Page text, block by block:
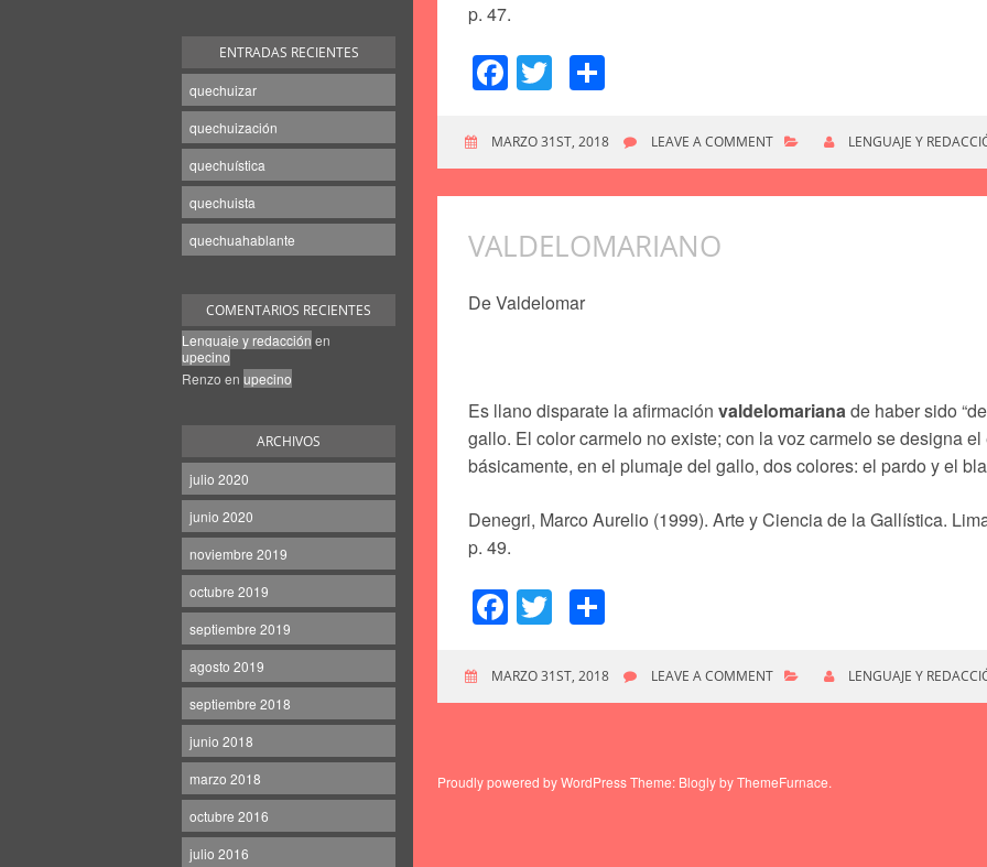
ENTRADAS RECIENTES
quechuizar
quechuización
quechuística
quechuista
quechuahablante
COMENTARIOS RECIENTES
Lenguaje y redacción en
upecino
Renzo en upecino
ARCHIVOS
julio 2020
junio 2020
noviembre 2019
octubre 2019
septiembre 2019
agosto 2019
septiembre 2018
junio 2018
marzo 2018
octubre 2016
julio 2016
p. 47.
Facebook
Twitter
MARZO 31ST, 2018 LEAVE A COMMENT LENGUAJE Y
VALDELOMARIANO
De Valdelomar
Es llano disparate la afirmación valdelomarianade haber sido
gallo. El color carmelo no existe; con la voz carmelo se designa
básicamente, en el plumaje del gallo, dos colores: el pardo y el
Denegri, Marco Aurelio (1999). Arte y Ciencia de la Gallística.
p. 49.
Facebook
Twitter
MARZO 31ST, 2018 LEAVE A COMMENT LENGUAJE Y
Proudly powered by WordPressTheme: Blogly byThemeFurnace.